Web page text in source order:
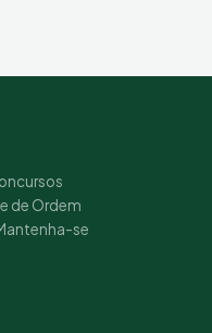
de Ordem
se